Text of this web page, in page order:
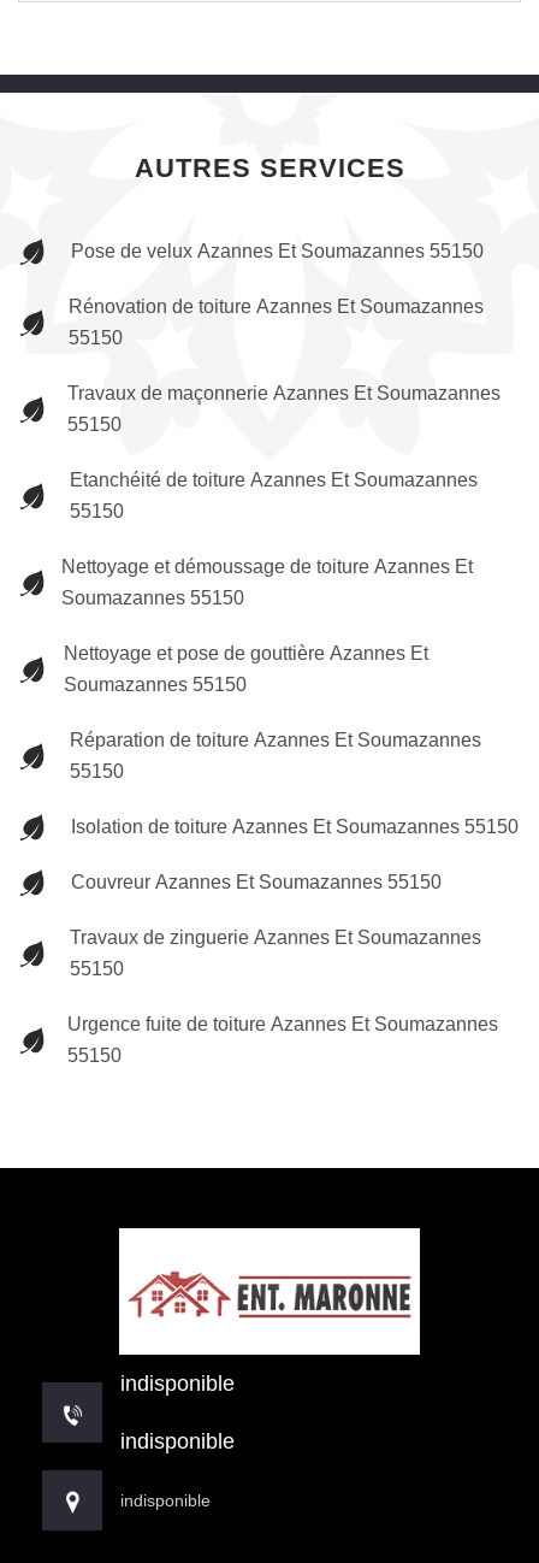
AUTRES SERVICES
Pose de velux Azannes Et Soumazannes 55150
Rénovation de toiture Azannes Et Soumazannes
55150
Travaux de maçonnerie Azannes Et Soumazannes
55150
Etanchéité de toiture Azannes Et Soumazannes
55150
Nettoyage et démoussage de toiture Azannes Et
Soumazannes 55150
Nettoyage et pose de gouttière Azannes Et
Soumazannes 55150
Réparation de toiture Azannes Et Soumazannes
55150
Isolation de toiture Azannes Et Soumazannes 55150
Couvreur Azannes Et Soumazannes 55150
Travaux de zinguerie Azannes Et Soumazannes
55150
Urgence fuite de toiture Azannes Et Soumazannes
55150
indisponible
indisponible
indisponible